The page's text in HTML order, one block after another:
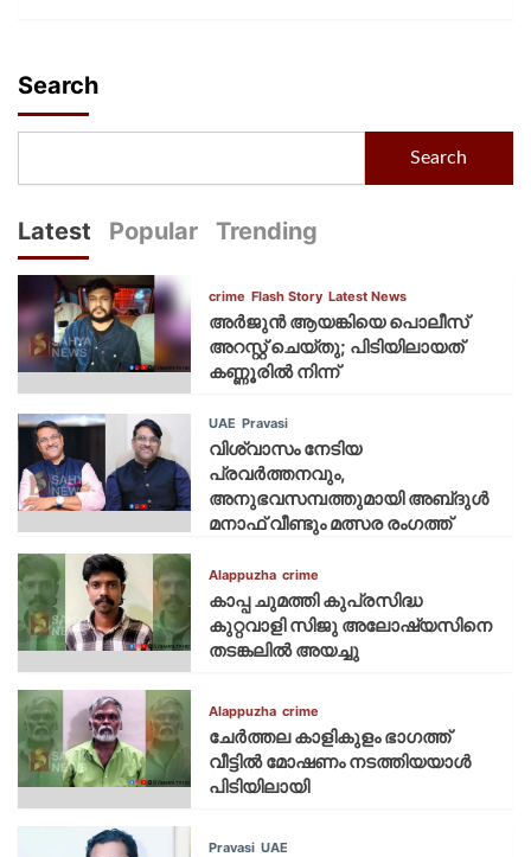
Search
Search
Latest Popular Trending
crime Flash Story Latest News
അർജുൻ ആയങ്കിയെ പൊലീസ്
അറസ്റ്റ് ചെയ്‌തു; പിടിയിലായത്
കണ്ണൂരിൽ നിന്ന്
UAE Pravasi
വിശ്വാസം നേടിയ
പ്രവർത്തനവും,
അനുഭവസമ്പത്തുമായി അബ്‌ദുൾ
മനാഫ് വീണ്ടും മത്സര രംഗത്ത്
Alappuzha crime
കാപ്പ ചുമത്തി കുപ്രസിദ്ധ
കുറ്റവാളി സിജു അലോഷ്യസിനെ
തടങ്കലിൽ അയച്ചു
Alappuzha crime
ചേർത്തല കാളികുളം ഭാഗത്ത്
വീട്ടിൽ മോഷണം നടത്തിയയാൾ
പിടിയിലായി
Pravasi UAE